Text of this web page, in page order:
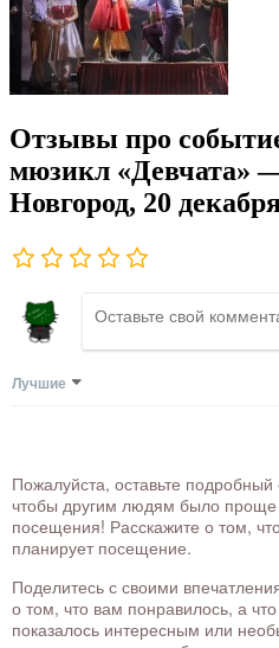
Отзывы про
мюзикл «Девчата»
Новгород, 20
Лучшие
Пожалуйста, оставьте
чтобы другим людям было
посещения! Расскажите о том,
планирует посещение.
Поделитесь с своими
о том, что вам понравилось, а
показалось интересным или